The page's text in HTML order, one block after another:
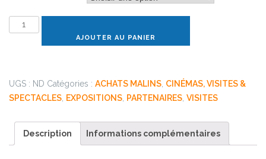
quantité
de
24h
48h
AJOUTER AU PANIER
UGS : ND Catégories : ACHATS MALINS CINÉMAS, VISITES &
SPECTACLES EXPOSITIONS PARTENAIRES VISITES
Description Informations complémentaires